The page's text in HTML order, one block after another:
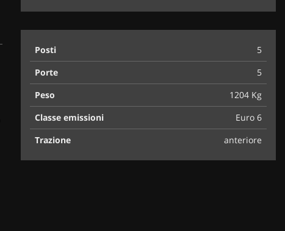
Posti
5
Porte
5
Peso
1204 Kg
Classe emissioni
Euro 6
Trazione
anteriore